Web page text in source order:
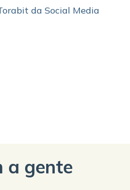
da Social Media
a gente